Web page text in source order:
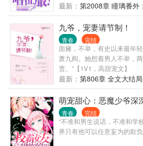
最新： 第2008章 瞳璃番外
九爷，宠妻请节制！
青春 完结
面瘫，不举，有史以来最年
萧九阎。她想着男人不举，
责。”【1V1，高甜宠文】
最新： 第806章 全文大结局
萌宠甜心：恶魔少爷深
青春 完结
“不准和男生说话，不准和
界只有他可以任意妄为的欺